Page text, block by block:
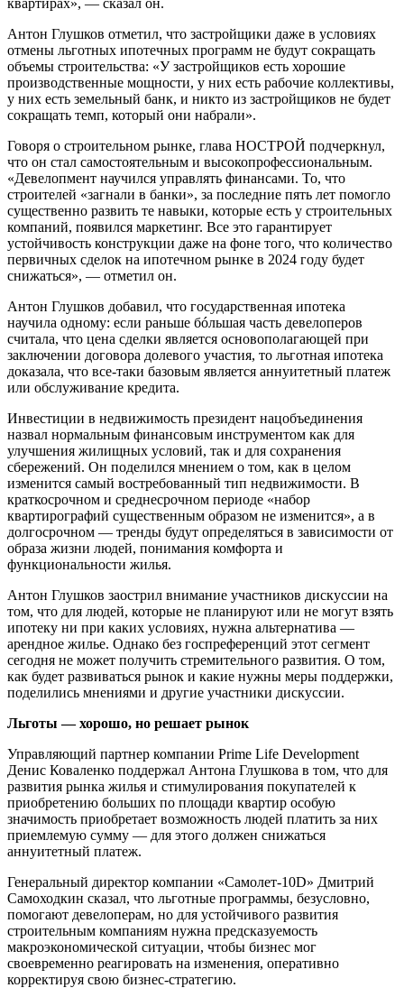
Антон Глушков отметил, что застройщики даже в условиях
отмены льготных ипотечных программ не будут сокращать
объемы строительства: «У застройщиков есть хорошие
производственные мощности, у них есть рабочие коллективы,
у них есть земельный банк, и никто из застройщиков не будет
сокращать темп, который они набрали».
Говоря о строительном рынке, глава НОСТРОЙ подчеркнул,
что он стал самостоятельным и высокопрофессиональным.
«Девелопмент научился управлять финансами. То, что
строителей «загнали в банки», за последние пять лет помогло
существенно развить те навыки, которые есть у строительных
компаний, появился маркетинг. Все это гарантирует
устойчивость конструкции даже на фоне того, что количество
первичных сделок на ипотечном рынке в 2024 году будет
снижаться», — отметил он.
Антон Глушков добавил, что государственная ипотека
научила одному: если раньше бóльшая часть девелоперов
считала, что цена сделки является основополагающей при
заключении договора долевого участия, то льготная ипотека
доказала, что все-таки базовым является аннуитетный платеж
или обслуживание кредита.
Инвестиции в недвижимость президент нацобъединения
назвал нормальным финансовым инструментом как для
улучшения жилищных условий, так и для сохранения
сбережений. Он поделился мнением о том, как в целом
изменится самый востребованный тип недвижимости. В
краткосрочном и среднесрочном периоде «набор
квартирографий существенным образом не изменится», а в
долгосрочном — тренды будут определяться в зависимости от
образа жизни людей, понимания комфорта и
функциональности жилья.
Антон Глушков заострил внимание участников дискуссии на
том, что для людей, которые не планируют или не могут взять
ипотеку ни при каких условиях, нужна альтернатива —
арендное жилье. Однако без госпреференций этот сегмент
сегодня не может получить стремительного развития. О том,
как будет развиваться рынок и какие нужны меры поддержки,
поделились мнениями и другие участники дискуссии.
Льготы — хорошо, но решает рынок
Управляющий партнер компании Prime Life Development
Денис Коваленко поддержал Антона Глушкова в том, что для
развития рынка жилья и стимулирования покупателей к
приобретению больших по площади квартир особую
значимость приобретает возможность людей платить за них
приемлемую сумму — для этого должен снижаться
аннуитетный платеж.
Генеральный директор компании «Самолет-10D» Дмитрий
Самоходкин сказал, что льготные программы, безусловно,
помогают девелоперам, но для устойчивого развития
строительным компаниям нужна предсказуемость
макроэкономической ситуации, чтобы бизнес мог
своевременно реагировать на изменения, оперативно
корректируя свою бизнес-стратегию.